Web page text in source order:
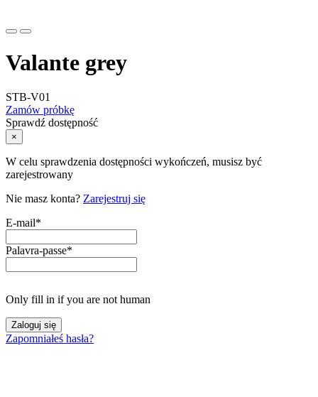
Valante grey
STB-V01
Zamów próbkę
Sprawdź dostępność
×
W celu sprawdzenia dostępności wykończeń, musisz być
zarejestrowany
Nie masz konta? Zarejestruj się
E-mail*
Palavra-passe*
Only fill in if you are not human
Zapomniałeś hasła?